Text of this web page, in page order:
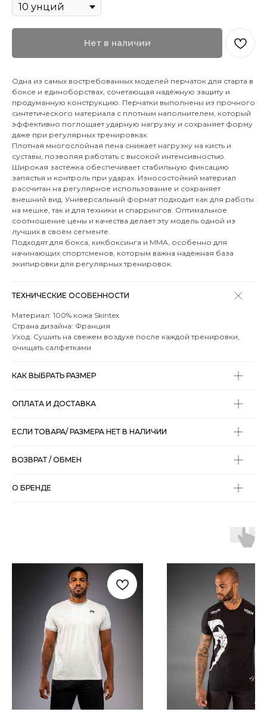
Нет в наличии
Одна из самых востребованных моделей перчаток для старта в
боксе и единоборствах, сочетающая надёжную защиту и
продуманную конструкцию. Перчатки выполнены из прочного
синтетического материала с плотным наполнителем, который
эффективно поглощает ударную нагрузку и сохраняет форму
даже при регулярных тренировках.
Плотная многослойная пена снижает нагрузку на кисть и
суставы, позволяя работать с высокой интенсивностью.
Широкая застёжка обеспечивает стабильную фиксацию
запястья и контроль при ударах. Износостойкий материал
рассчитан на регулярное использование и сохраняет
внешний вид. Универсальный формат подходит как для работы
на мешке, так и для техники и спаррингов. Оптимальное
соотношение цены и качества делает эту модель одной из
лучших в своём сегменте.
Подходят для бокса, кикбоксинга и ММА, особенно для
начинающих спортсменов, которым важна надёжная база
экипировки для регулярных тренировок.
ТЕХНИЧЕСКИЕ ОСОБЕННОСТИ
Материал: 100% кожа Skintex
Страна дизайна: Франция
Уход: Сушить на свежем воздухе после каждой тренировки,
очищать салфетками
КАК ВЫБРАТЬ РАЗМЕР
ОПЛАТА И ДОСТАВКА
ЕСЛИ ТОВАРА/ РАЗМЕРА НЕТ В НАЛИЧИИ
ВОЗВРАТ / ОБМЕН
О БРЕНДЕ